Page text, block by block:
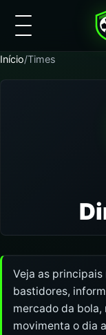
Início/Times
Veja as
bastidores,
mercado da
movimenta o dia